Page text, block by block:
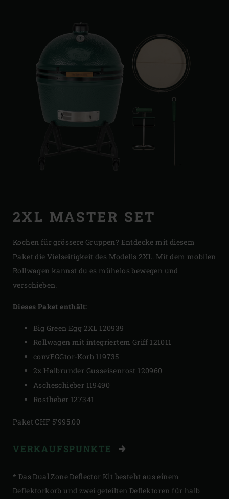
2XL MASTER SET
Kochen für grössere Gruppen? Entdecke mit diesem
Paket die Vielseitigkeit des Modells 2XL. Mit dem mobilen
Rollwagen kannst du es mühelos bewegen und
verschieben.
Dieses Paket enthält:
Big Green Egg 2XL 120939
Rollwagen mit integriertem Griff 121011
convEGGtor-Korb 119735
2x Halbrunder Gusseisenrost 120960
Ascheschieber 119490
Rostheber 127341
Paket CHF 5’995.00
VERKAUFSPUNKTE
* Das Dual Zone Deflector Kit besteht aus einem
Deflektorkorb und zwei geteilten Deflektoren für halb